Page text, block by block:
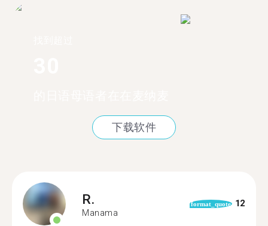
下载软件
R.
Manama
format_quote 12